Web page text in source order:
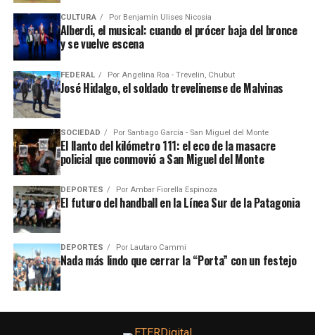
CULTURA Por Benjamín Ulises Nicosia
Alberdi, el musical: cuando el prócer baja del bronce
y se vuelve escena
FEDERAL Por Angelina Roa - Trevelin, Chubut
José Hidalgo, el soldado trevelinense de Malvinas
SOCIEDAD Por Santiago García - San Miguel del Monte
El llanto del kilómetro 111: el eco de la masacre
policial que conmovió a San Miguel del Monte
DEPORTES Por Ambar Fiorella Espinoza
El futuro del handball en la Línea Sur de la Patagonia
DEPORTES Por Lautaro Cammi
Nada más lindo que cerrar la “Porta” con un festejo